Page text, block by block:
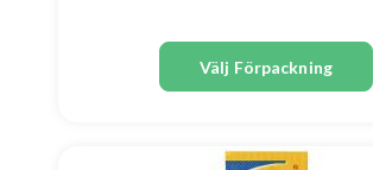
Välj Förpackning